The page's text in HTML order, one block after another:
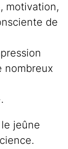
motivation,
de
nombreux
jeûne